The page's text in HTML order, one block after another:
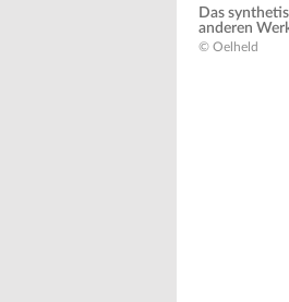
Das
anderen
© Oelheld